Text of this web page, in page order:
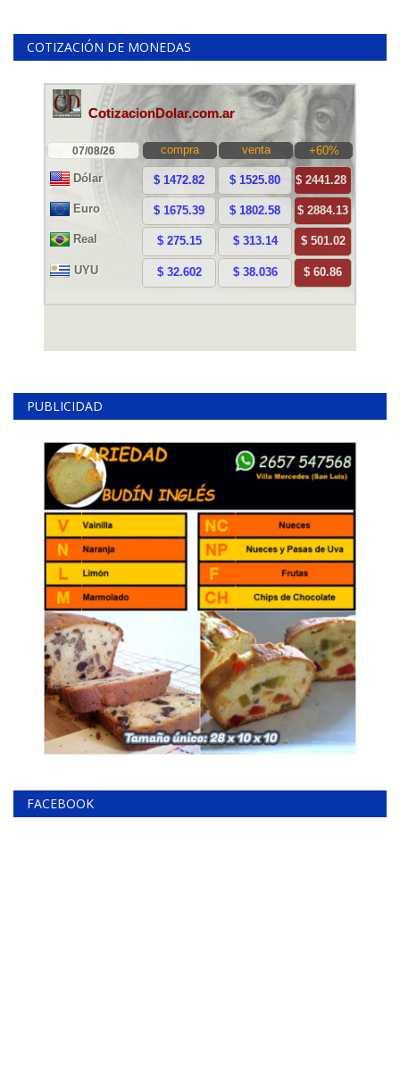
COTIZACIÓN DE MONEDAS
PUBLICIDAD
FACEBOOK